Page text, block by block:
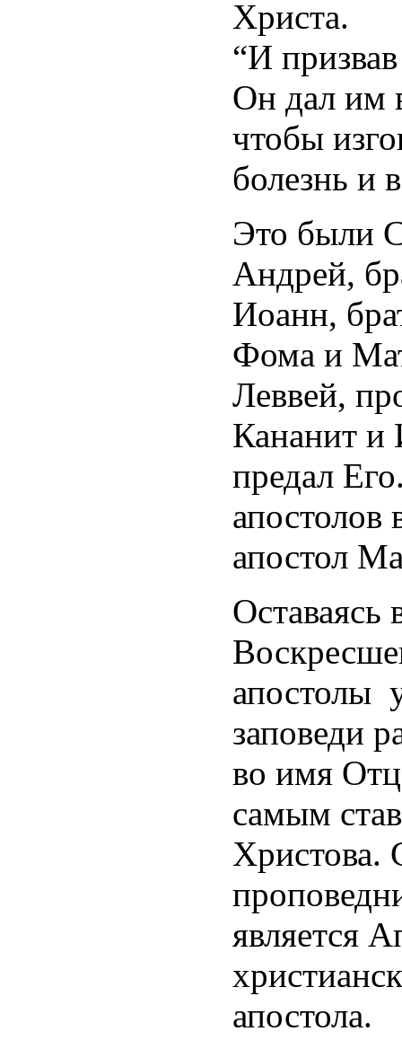
Христа.
“И
Он дал им
чтобы
болезнь и
Это были
Андрей,
Иоанн,
Фома и
Леввей,
Кананит и
предал
апостол
Оставаясь
апостолы
заповеди
во имя
самым
является
апостола.